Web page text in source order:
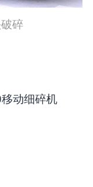
碎
动细碎机